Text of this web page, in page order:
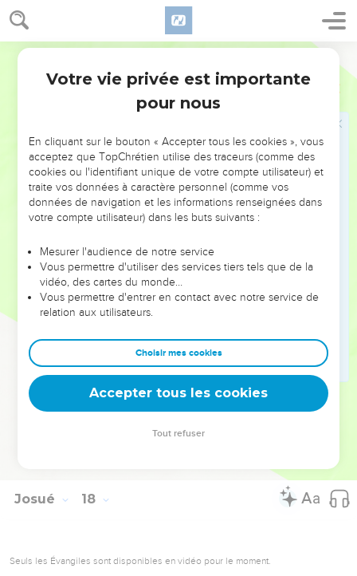
Josué 17
région.
Lorsque les Israélites furent plus forts, ils imposèrent des
corvées aux Cananéens, mais ils ne les chassèrent pas.
Les descendants de Joseph dirent à Josué : « Pourquoi
nous as-tu donné en héritage un seul lot, une seule part,
alors que nous formons un peuple nombreux et que l'Eternel
nous a bénis jusqu'à présent ? »
Josué leur dit : « Si vous êtes un peuple nombreux,
montez à la forêt et défrichez-la pour vous y faire de la place
dans le pays des Phéréziens et des Rephaïm, puisque la
région montagneuse d'Ephraïm est trop exiguë pour vous. »
Les fils de Joseph dirent : « La montagne ne nous suffira
pas et il y a des chars en fer chez tous les Cananéens qui
habitent la vallée, aussi bien chez ceux qui sont à Beth-
Shean et dans les villes qui en dépendent que chez ceux qui
se trouvent dans la vallée de Jizreel. »
Josué dit à la famille de Joseph, à Ephraïm et à Manassé :
« Vous êtes un peuple nombreux et doté d’une grande force.
Vous n'aurez donc pas un lot unique.
Mais vous aurez une région montagneuse. Certes, c'est
une forêt, mais vous la défricherez et elle sera à vous jusque
Josué 18
Seuls les Évangiles sont disponibles en vidéo pour le moment.
Votre vie privée est importante
pour nous
En cliquant sur le bouton « Accepter tous les cookies », vous
acceptez que TopChrétien utilise des traceurs (comme des
cookies ou l'identifiant unique de votre compte utilisateur) et
traite vos données à caractère personnel (comme vos
données de navigation et les informations renseignées dans
votre compte utilisateur) dans les buts suivants :
Mesurer l'audience de notre service
Vous permettre d'utiliser des services tiers tels que de la
vidéo, des cartes du monde…
Vous permettre d'entrer en contact avec notre service de
relation aux utilisateurs.
Choisir mes cookies
Accepter tous les cookies
Tout refuser